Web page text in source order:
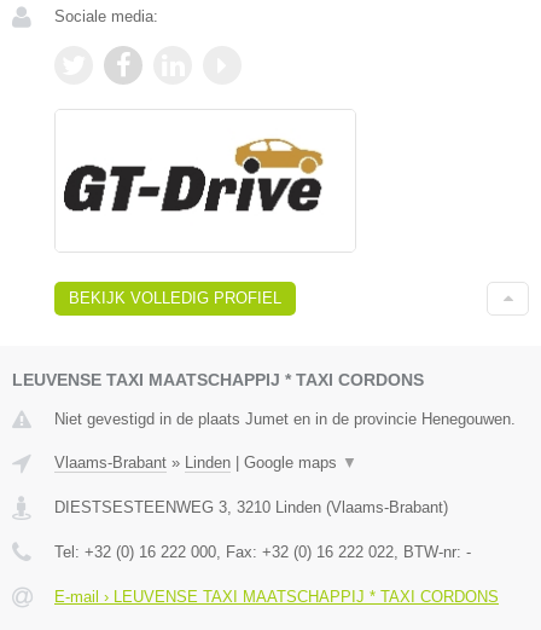
Sociale media:
BEKIJK VOLLEDIG PROFIEL
LEUVENSE TAXI MAATSCHAPPIJ * TAXI CORDONS
Niet gevestigd in de plaats Jumet en in de provincie Henegouwen.
Vlaams-Brabant » Linden | Google maps ▼
DIESTSESTEENWEG 3 3210 Linden (Vlaams-Brabant)
Tel: +32 (0) 16 222 000 , Fax: +32 (0) 16 222 022 , BTW-nr: -
E-mail › LEUVENSE TAXI MAATSCHAPPIJ * TAXI CORDONS